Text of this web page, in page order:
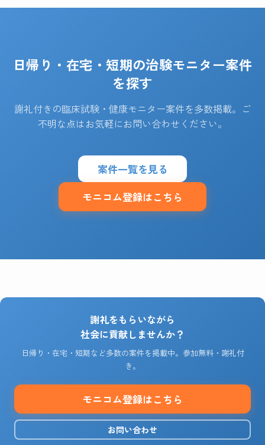
日帰り・在宅・短期の治験モニター案件
を探す
謝礼付きの臨床試験・健康モニター案件を多数掲載。ご
不明な点はお気軽にお問い合わせください。
案件一覧を見る
モニコム登録はこちら
謝礼をもらいながら
社会に貢献しませんか？
日帰り・在宅・短期など多数の案件を掲載中。参加無料・謝礼付
き。
モニコム登録はこちら
お問い合わせ